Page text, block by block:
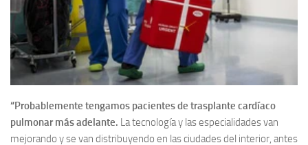
“Probablemente tengamos pacientes de trasplante cardíaco
pulmonar más adelante. La tecnología y las especialidades van
mejorando y se van distribuyendo en las ciudades del interior, antes